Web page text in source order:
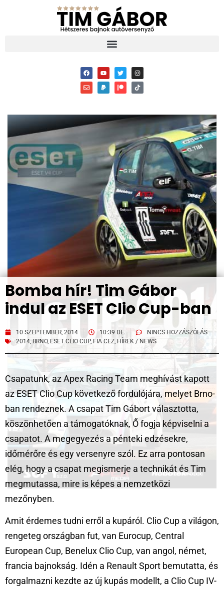
Bomba hír! Tim Gábor
indul az ESET Clio Cup-ban
10 SZEPTEMBER, 2014 10:39 DE.
NINCS HOZZÁSZÓLÁS
2014, BRNO, ESET CLIO CUP, FIA CEZ, HÍREK / NEWS
Csapatunk, az Apex Racing Team meghívást kapott
az ESET Clio Cup következő fordulójára, melyet Brno-
ban rendeznek. A csapat Tim Gábort választotta,
köszönhetően a támogatóknak, Ő fogja képviselni a
csapatot. A megegyezés a pénteki edzésekre,
időmérőre és egy versenyre szól. Ez arra pontosan
elég, hogy a csapat megismerje a technikát és Tim
megmutassa, mire is képes a nemzetközi
mezőnyben.
Amit érdemes tudni erről a kupáról. Clio Cup a világon,
rengeteg országban fut, van Eurocup, Central
European Cup, Benelux Clio Cup, van angol, német,
francia bajnokság. Idén a Renault Sport bemutatta, és
forgalmazni kezdte az új kupás modellt, a Clio Cup IV-